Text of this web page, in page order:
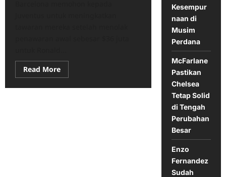
Read MoreRead
more
Barcelona
Kesempur
naan di
Musim
Perdana
McFarlane
Pastikan
Chelsea
Tetap Solid
di Tengah
Perubahan
Besar
Enzo
Fernandez
Sudah